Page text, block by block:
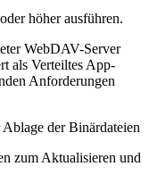
höher ausführen.
WebDAV-Server
als Verteiltes App-
Anforderungen
der Binärdateien
zum Aktualisieren und